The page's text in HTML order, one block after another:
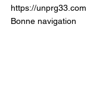
https://unprg33.com
Bonne navigation